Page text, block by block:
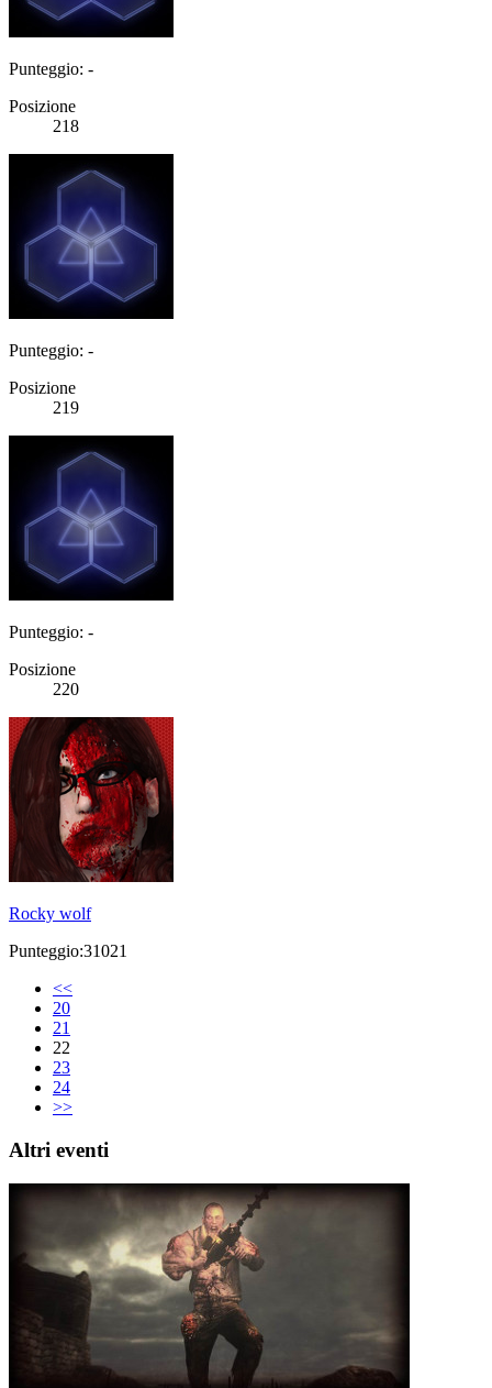
Punteggio: -
Posizione
218
Punteggio: -
Posizione
219
Punteggio: -
Posizione
220
Rocky wolf
Punteggio:31021
<<
20
21
22
23
24
>>
Altri eventi